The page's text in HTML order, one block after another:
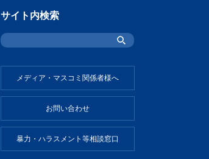
サイト内検索
メディア・マスコミ関係者様へ
お問い合わせ
暴力・ハラスメント等相談窓口